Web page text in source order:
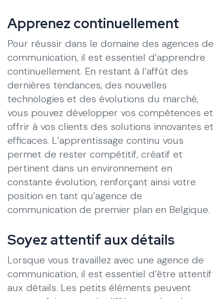
Apprenez continuellement
Pour réussir dans le domaine des agences de
communication, il est essentiel d’apprendre
continuellement. En restant à l’affût des
dernières tendances, des nouvelles
technologies et des évolutions du marché,
vous pouvez développer vos compétences et
offrir à vos clients des solutions innovantes et
efficaces. L’apprentissage continu vous
permet de rester compétitif, créatif et
pertinent dans un environnement en
constante évolution, renforçant ainsi votre
position en tant qu’agence de
communication de premier plan en Belgique.
Soyez attentif aux détails
Lorsque vous travaillez avec une agence de
communication, il est essentiel d’être attentif
aux détails. Les petits éléments peuvent